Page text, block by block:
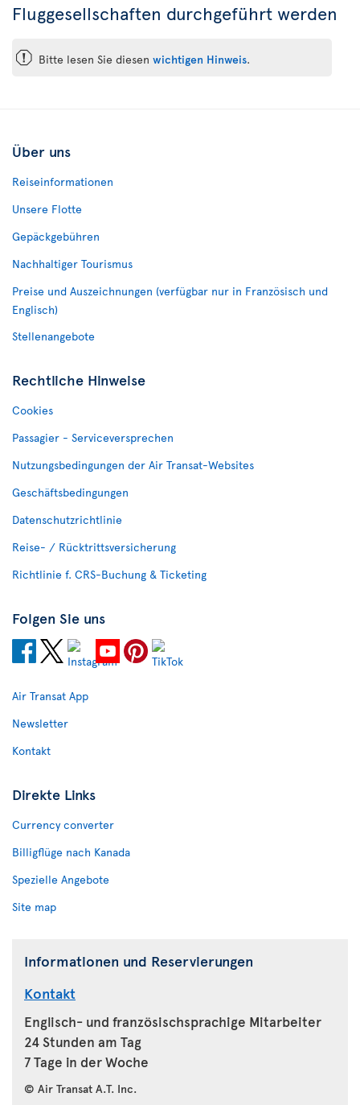
Fluggesellschaften durchgeführt werden
ü Bitte lesen Sie diesen wichtigen Hinweis.
Über uns
Reiseinformationen
Unsere Flotte
Gepäckgebühren
Nachhaltiger Tourismus
Preise und Auszeichnungen (verfügbar nur in Französisch und
Englisch)
Stellenangebote
Rechtliche Hinweise
Cookies
Passagier - Serviceversprechen
Nutzungsbedingungen der Air Transat-Websites
Geschäftsbedingungen
Datenschutzrichtlinie
Reise- / Rücktrittsversicherung
Richtlinie f. CRS-Buchung & Ticketing
Folgen Sie uns
Air Transat App
Newsletter
Kontakt
Direkte Links
Currency converter
Billigflüge nach Kanada
Spezielle Angebote
Site map
Informationen und Reservierungen
Kontakt
Englisch- und französischsprachige Mitarbeiter
24 Stunden am Tag
7 Tage in der Woche
© Air Transat A.T. Inc.